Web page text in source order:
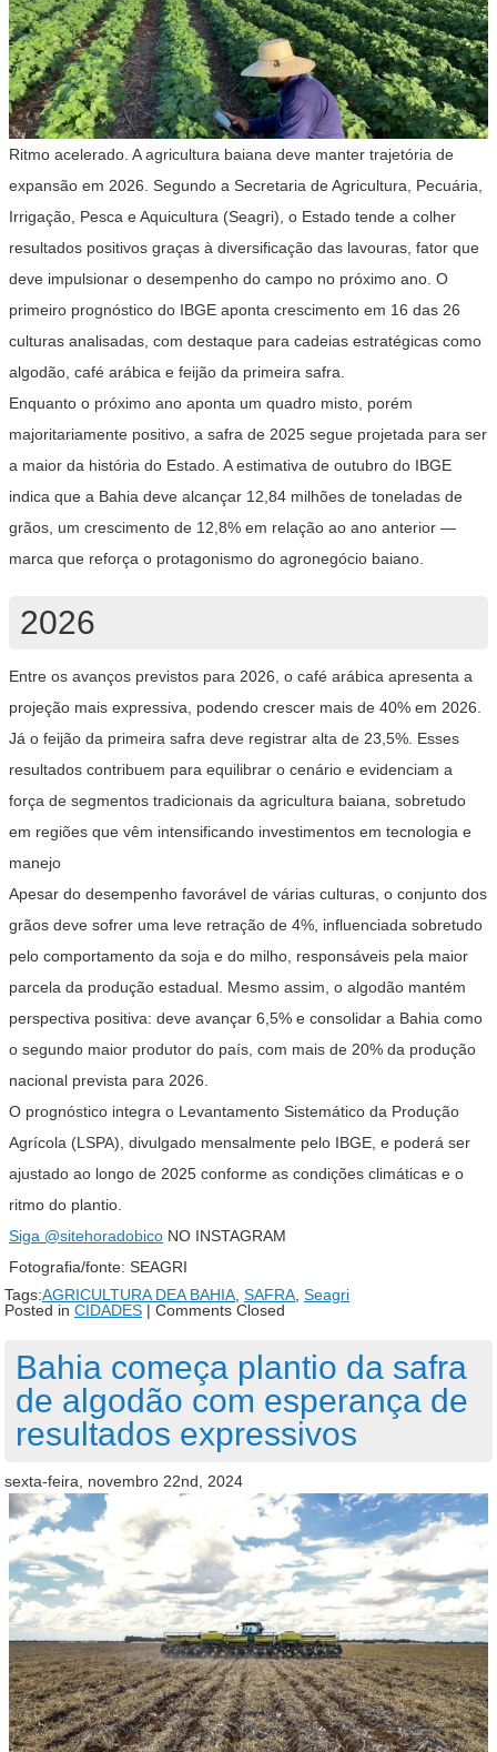
Ritmo acelerado. A agricultura baiana deve manter trajetória de
expansão em 2026. Segundo a Secretaria de Agricultura, Pecuária,
Irrigação, Pesca e Aquicultura (Seagri), o Estado tende a colher
resultados positivos graças à diversificação das lavouras, fator que
deve impulsionar o desempenho do campo no próximo ano. O
primeiro prognóstico do IBGE aponta crescimento em 16 das 26
culturas analisadas, com destaque para cadeias estratégicas como
algodão, café arábica e feijão da primeira safra.
Enquanto o próximo ano aponta um quadro misto, porém
majoritariamente positivo, a safra de 2025 segue projetada para ser
a maior da história do Estado. A estimativa de outubro do IBGE
indica que a Bahia deve alcançar 12,84 milhões de toneladas de
grãos, um crescimento de 12,8% em relação ao ano anterior —
marca que reforça o protagonismo do agronegócio baiano.
2026
Entre os avanços previstos para 2026, o café arábica apresenta a
projeção mais expressiva, podendo crescer mais de 40% em 2026.
Já o feijão da primeira safra deve registrar alta de 23,5%. Esses
resultados contribuem para equilibrar o cenário e evidenciam a
força de segmentos tradicionais da agricultura baiana, sobretudo
em regiões que vêm intensificando investimentos em tecnologia e
manejo
Apesar do desempenho favorável de várias culturas, o conjunto dos
grãos deve sofrer uma leve retração de 4%, influenciada sobretudo
pelo comportamento da soja e do milho, responsáveis pela maior
parcela da produção estadual. Mesmo assim, o algodão mantém
perspectiva positiva: deve avançar 6,5% e consolidar a Bahia como
o segundo maior produtor do país, com mais de 20% da produção
nacional prevista para 2026.
O prognóstico integra o Levantamento Sistemático da Produção
Agrícola (LSPA), divulgado mensalmente pelo IBGE, e poderá ser
ajustado ao longo de 2025 conforme as condições climáticas e o
ritmo do plantio.
Siga @sitehoradobico NO INSTAGRAM
Fotografia/fonte: SEAGRI
Tags:AGRICULTURA DEA BAHIA SAFRA Seagri
Posted in CIDADES | Comments Closed
Bahia começa plantio da safra
de algodão com esperança de
resultados expressivos
sexta-feira, novembro 22nd, 2024